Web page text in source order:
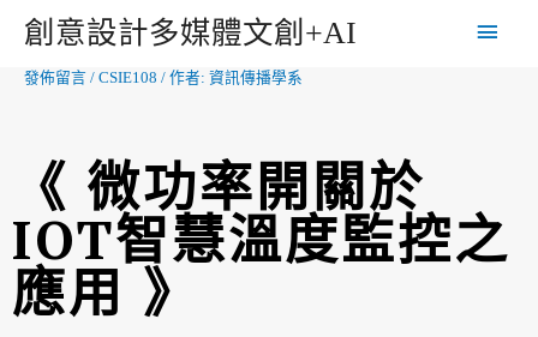
創意設計多媒體文創+AI
發佈留言 / CSIE108 / 作者: 資訊傳播學系
《 微功率開關於
IOT智慧溫度監控之
應用 》